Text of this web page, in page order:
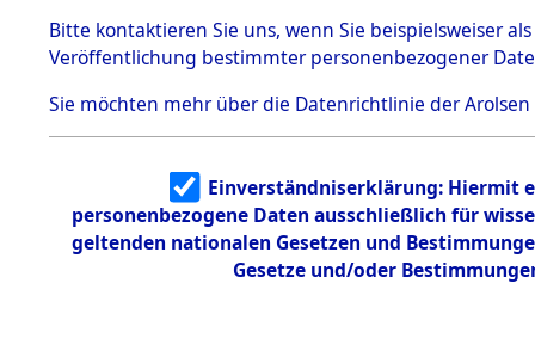
5.3.1 Alliierte
Erhebungen
zu
Todesmärsch
en
5.3.2
Identifizierun
5.3.3
Todesmärsch
Bitte kontaktieren Sie uns, wenn Sie beispielsweiser
Veröffentlichung bestimmter personenbezogener
Sie möchten mehr über die Datenrichtlinie der Arolsen
Einverständniserklärung: Hiermit
personenbezogene Daten ausschließlich für
geltenden nationalen Gesetzen und
Gesetze und/oder